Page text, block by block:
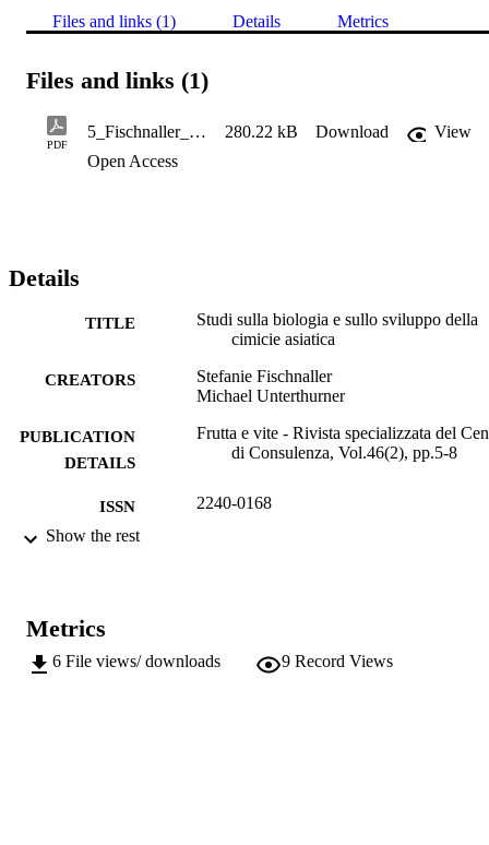
Files and links (1) Details Metrics
Files and links (1)
PDF
5_Fischnaller_Studi sulla biologia e sullo sviluppo dellacimice asiatica in Alto Adigefv_2_2022_lowres 280.22 kB Download
View
Open Access
Details
TITLE
Studi sulla biologia e sullo sviluppo della
cimicie asiatica
CREATORS
Stefanie Fischnaller
Michael Unterthurner
PUBLICATION
DETAILS
Frutta e vite - Rivista specializzata del
di Consulenza, Vol.46(2), pp.5-8
ISSN 2240-0168
LANGUAGE Italian
Show the rest
Metrics
6 File views/ downloads 9 Record Views